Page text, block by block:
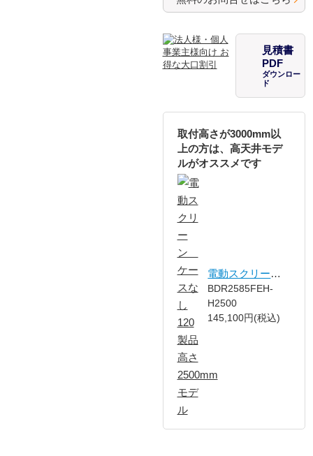
見積書
PDF
ダウンロー
ド
取付高さが3000mm以
上の方は、高天井モデ
ルがオススメです
電動スクリーン ケースなし 120製品高さ2500mmモデル
BDR2585FEH-
H2500
145,100円(税込)